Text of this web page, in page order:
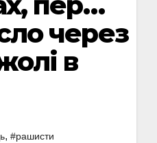
через
в
, #рашисти